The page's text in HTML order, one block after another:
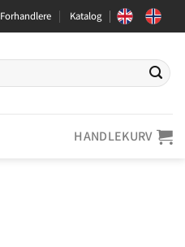
Forhandlere Katalog
HANDLEKURV